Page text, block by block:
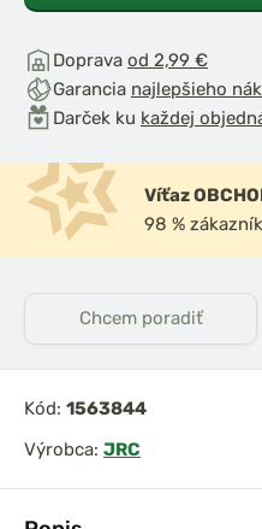
pod
XXL
Giants Fishing
Carp Plus 42
Net
Doprava od 2,99 €
Garancia najlepšieho
Darček ku každej
Víťaz
98 %
Chcem poradiť
Kód: 1563844
Výrobca: JRC